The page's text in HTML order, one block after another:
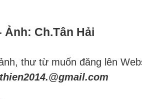
Ảnh: Ch.Tân Hải
thư từ muốn đăng lên